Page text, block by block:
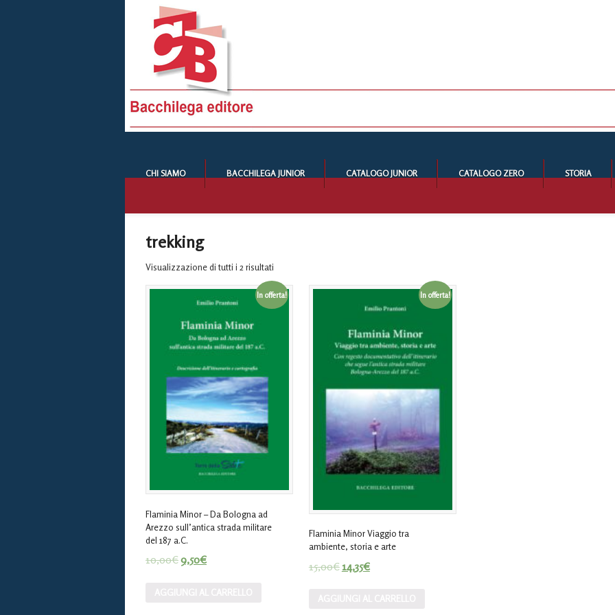
CHI SIAMO BACCHILEGA JUNIOR CATALOGO JUNIOR CATALOGO ZERO STORIA
trekking
Visualizzazione di tutti i 2 risultati
In offerta!
Flaminia Minor – Da Bologna ad
Arezzo sull’antica strada militare
del 187 a.C.
10,00€9,50€
In offerta!
Flaminia Minor Viaggio tra
ambiente, storia e arte
15,00€14,35€